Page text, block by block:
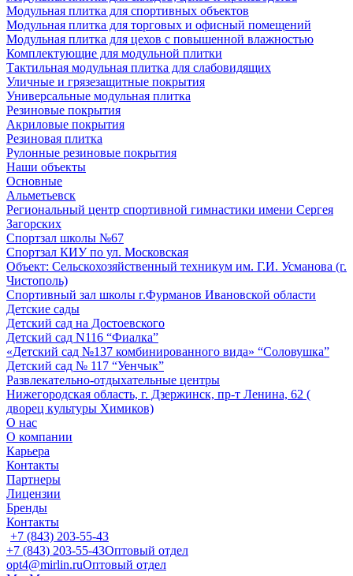
Модульная плитка для спортивных объектов
Модульная плитка для торговых и офисный помещений
Модульная плитка для цехов с повышенной влажностью
Комплектующие для модульной плитки
Тактильная модульная плитка для слабовидящих
Уличные и грязезащитные покрытия
Универсальные модульная плитка
Резиновые покрытия
Акриловые покрытия
Резиновая плитка
Рулонные резиновые покрытия
Наши объекты
Основные
Альметьевск
Региональный центр спортивной гимнастики имени Сергея
Загорских
Спортзал школы №67
Спортзал КИУ по ул. Московская
Объект: Сельскохозяйственный техникум им. Г.И. Усманова (г.
Чистополь)
Спортивный зал школы г.Фурманов Ивановской области
Детские сады
Детский сад на Достоевского
Детский сад N116 “Фиалка”
«Детский сад №137 комбинированного вида» “Соловушка”
Детский сад № 117 “Уенчык”
Развлекательно-отдыхательные центры
Нижегородская область, г. Дзержинск, пр-т Ленина, 62 (
дворец культуры Химиков)
О нас
О компании
Карьера
Контакты
Партнеры
Лицензии
Бренды
Контакты
+7 (843) 203-55-43
+7 (843) 203-55-43Оптовый отдел
opt4@mirlin.ruОптовый отдел